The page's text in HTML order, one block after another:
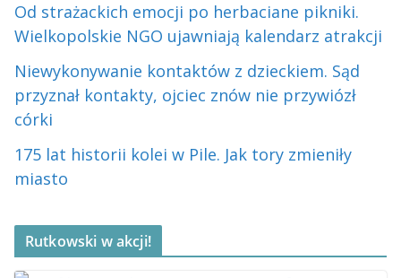
Od strażackich emocji po herbaciane pikniki.
Wielkopolskie NGO ujawniają kalendarz atrakcji
Niewykonywanie kontaktów z dzieckiem. Sąd
przyznał kontakty, ojciec znów nie przywiózł
córki
175 lat historii kolei w Pile. Jak tory zmieniły
miasto
Rutkowski w akcji!